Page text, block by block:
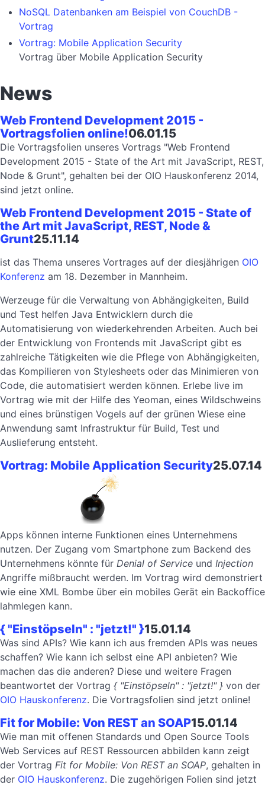
NoSQL Datenbanken am Beispiel von CouchDB -
Vortrag
Vortrag: Mobile Application Security
Vortrag über Mobile Application Security
News
Web Frontend Development 2015 -
Vortragsfolien online!06.01.15
Die Vortragsfolien unseres Vortrags "Web Frontend
Development 2015 - State of the Art mit JavaScript, REST,
Node & Grunt", gehalten bei der OIO Hauskonferenz 2014,
sind jetzt online.
Web Frontend Development 2015 - State of
the Art mit JavaScript, REST, Node &
Grunt25.11.14
ist das Thema unseres Vortrages auf der diesjährigen OIO
Konferenz am 18. Dezember in Mannheim.
Werzeuge für die Verwaltung von Abhängigkeiten, Build
und Test helfen Java Entwicklern durch die
Automatisierung von wiederkehrenden Arbeiten. Auch bei
der Entwicklung von Frontends mit JavaScript gibt es
zahlreiche Tätigkeiten wie die Pflege von Abhängigkeiten,
das Kompilieren von Stylesheets oder das Minimieren von
Code, die automatisiert werden können. Erlebe live im
Vortrag wie mit der Hilfe des Yeoman, eines Wildschweins
und eines brünstigen Vogels auf der grünen Wiese eine
Anwendung samt Infrastruktur für Build, Test und
Auslieferung entsteht.
Vortrag: Mobile Application Security25.07.14
Apps können interne Funktionen eines Unternehmens
nutzen. Der Zugang vom Smartphone zum Backend des
Unternehmens könnte für Denial of Service und Injection
Angriffe mißbraucht werden. Im Vortrag wird demonstriert
wie eine XML Bombe über ein mobiles Gerät ein Backoffice
lahmlegen kann.
{ "Einstöpseln" : "jetzt!" }15.01.14
Was sind APIs? Wie kann ich aus fremden APIs was neues
schaffen? Wie kann ich selbst eine API anbieten? Wie
machen das die anderen? Diese und weitere Fragen
beantwortet der Vortrag { "Einstöpseln" : "jetzt!" } von der
OIO Hauskonferenz. Die Vortragsfolien sind jetzt online!
Fit for Mobile: Von REST an SOAP15.01.14
Wie man mit offenen Standards und Open Source Tools
Web Services auf REST Ressourcen abbilden kann zeigt
der Vortrag Fit for Mobile: Von REST an SOAP, gehalten in
der OIO Hauskonferenz. Die zugehörigen Folien sind jetzt